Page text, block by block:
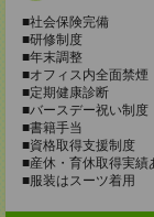
■社会保険完備
■研修制度
■年末調整
■オフィス内全面禁煙
■定期健康診断
■バースデー祝い制度
■書籍手当
■資格取得支援制度
■産休・育休取得実績
■服装はスーツ着用